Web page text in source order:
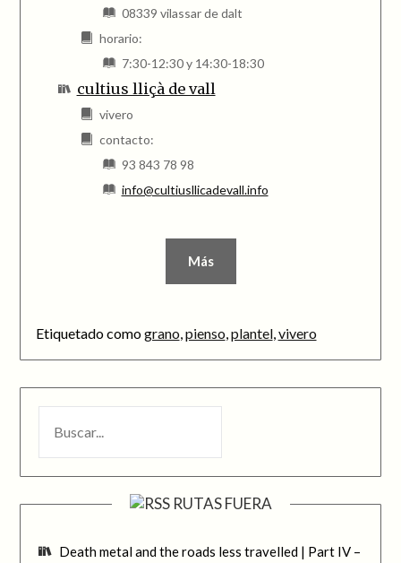
08339 vilassar de dalt
horario:
7:30-12:30 y 14:30-18:30
cultius lliçà de vall
vivero
contacto:
93 843 78 98
info@cultiusllicadevall.info
Más
Etiquetado comograno, pienso, plantel, vivero
RUTAS FUERA
Death metal and the roads less travelled | Part IV –